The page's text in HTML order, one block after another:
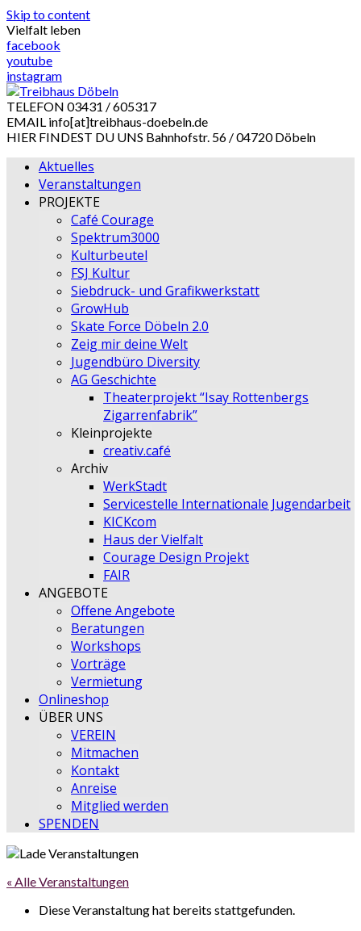
Skip to content
Vielfalt leben
facebook
youtube
instagram
TELEFON 03431 / 605317
EMAIL info[at]treibhaus-doebeln.de
HIER FINDEST DU UNS Bahnhofstr. 56 / 04720 Döbeln
Aktuelles
Veranstaltungen
PROJEKTE
Café Courage
Spektrum3000
Kulturbeutel
FSJ Kultur
Siebdruck- und Grafikwerkstatt
GrowHub
Skate Force Döbeln 2.0
Zeig mir deine Welt
Jugendbüro Diversity
AG Geschichte
Theaterprojekt “Isay Rottenbergs
Zigarrenfabrik”
Kleinprojekte
creativ.café
Archiv
WerkStadt
Servicestelle Internationale Jugendarbeit
KICKcom
Haus der Vielfalt
Courage Design Projekt
FAIR
ANGEBOTE
Offene Angebote
Beratungen
Workshops
Vorträge
Vermietung
Onlineshop
ÜBER UNS
VEREIN
Mitmachen
Kontakt
Anreise
Mitglied werden
SPENDEN
« Alle Veranstaltungen
Diese Veranstaltung hat bereits stattgefunden.